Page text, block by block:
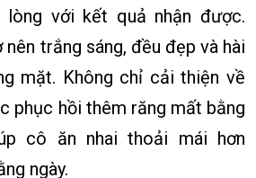
lòng với kết quả nhận được.
trắng sáng, đều đẹp và hài
mặt. Không chỉ cải thiện về
phục hồi thêm răng mất bằng
cô ăn nhai thoải mái hơn
ngày.